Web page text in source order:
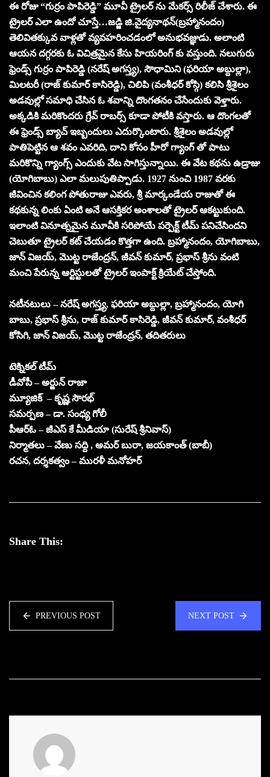
ఈ రోజు “గుర్రం పాపిరెడ్డి” మూవీ ట్రైలర్ ను మేకర్స్ రిలీజ్ చేశారు. ఈ
ట్రైలర్ ఎలా ఉందో చూస్తే…జడ్జి జి.వైద్యనాథన్(బ్రహ్మానందం)
తెలివితక్కువ వాళ్లతో వ్యవహరించడంలో అనుభవజ్ఞుడు. అలాంటి
ఆయన దగ్గరకు ఓ విచిత్రమైన కేసు హియరింగ్ కు వస్తుంది. నలుగురు
ఫ్రెండ్స్ గుర్రం పాపిరెడ్డి (నరేష్ అగస్త్య), సౌధామిని (ఫరియా అబ్దుల్లా),
మిలటరీ (రాజ్ కుమార్ కాసిరెడ్డి), చిలిపి (వంశీధర్ కోస్గి) కలిసి శ్రీశైలం
అడవుల్లో సమాధి చేసిన ఓ శవాన్ని దొంగతనం చేసేందుకు వెళ్తారు.
అక్కడికి మరికొందరు గ్రేవ్ రాబర్స్ కూడా పోటీకి వస్తారు. ఆ దొంగలతో
ఈ ఫ్రెండ్స్ బ్యాచ్ ఇబ్బందులు ఎదుర్కొంటారు. శ్రీశైలం అడవుల్లో
పాతిపెట్టిన ఆ శవం ఎవరిది, దాని కోసం హీరో గ్యాంగ్ తో పాటు
మరికొన్ని గ్యాంగ్స్ ఎందుకు వేట సాగిస్తున్నాయి. ఈ వేట కథను ఉడ్రాజు
(యోగిబాబు) ఎలా మలుపుతిప్పాడు. 1927 నుంచి 1987 వరకు
జీవించిన కలింగ పోతురాజు ఎవరు, శ్రీ మార్కండేయ రాజుతో ఈ
కథకున్న లింకు ఏంటి అనే ఆసక్తికర అంశాలతో ట్రైలర్ ఆకట్టుకుంది.
ఇలాంటి వినూత్నమైన మూవీకి సరిపోయే పర్పెక్ట్ టీమ్ పనిచేసిందని
చెబుతూ ట్రైలర్ కట్ చేయడం కొత్తగా ఉంది. బ్రహ్మానందం, యోగిబాబు,
జాన్ విజయ్, మొట్ట రాజేంద్రన్, జీవన్ కుమార్, ప్రభాస్ శ్రీను వంటి
మంచి పేరున్న ఆర్టిస్టులతో ట్రైలర్ ఇంపాక్ట్ క్రియేట్ చేస్తోంది.
నటీనటులు – నరేష్ అగస్త్య, ఫరియా అబ్దుల్లా, బ్రహ్మానందం, యోగి
బాబు, ప్రభాస్ శ్రీను, రాజ్ కుమార్ కాసిరెడ్డి, జీవన్ కుమార్, వంశీధర్
కోసిగి, జాన్ విజయ్, మొట్ట రాజేంద్రన్, తదితరులు
టెక్నికల్ టీమ్
డీవోపీ – అర్జున్ రాజా
మ్యూజిక్ – కృష్ణ సౌరభ్
సమర్పణ – డా. సంధ్య గోలీ
పీఆర్ఓ – జీఎస్ కే మీడియా (సురేష్ శ్రీనివాస్)
నిర్మాతలు – వేణు సద్ది , అమర్ బురా, జయకాంత్ (బాబీ)
రచన, దర్శకత్వం – మురళీ మనోహర్
Share This:
PREVIOUS POST NEXT POST